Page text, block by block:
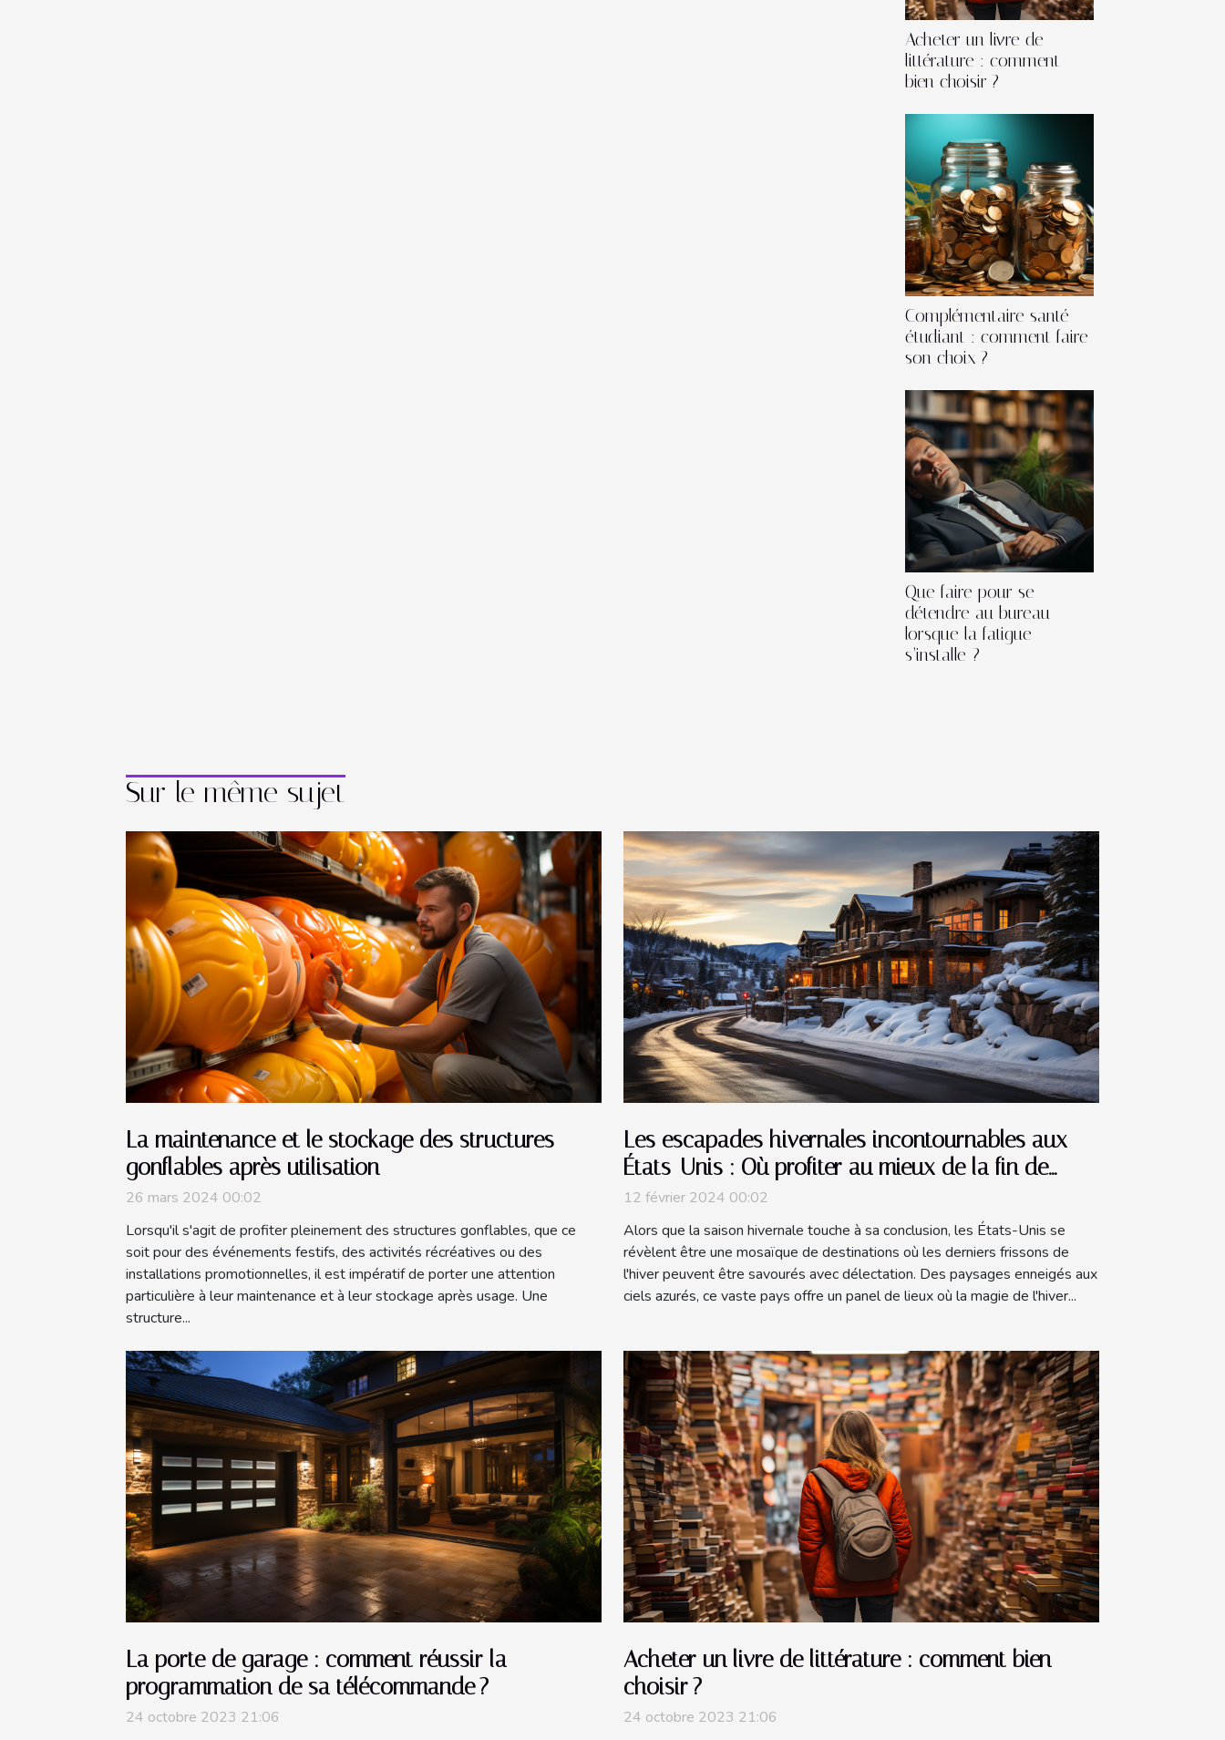
Acheter un livre de
littérature : comment
bien choisir ?
Complémentaire santé
étudiant : comment faire
son choix ?
Que faire pour se
détendre au bureau
lorsque la fatigue
s’installe ?
Sur le même sujet
La maintenance et le stockage des structures
gonflables après utilisation
26 mars 2024 00:02
Lorsqu'il s'agit de profiter pleinement des structures gonflables, que ce
soit pour des événements festifs, des activités récréatives ou des
installations promotionnelles, il est impératif de porter une attention
particulière à leur maintenance et à leur stockage après usage. Une
structure...
Les escapades hivernales incontournables aux
États-Unis : Où profiter au mieux de la fin de
l'hiver ?
12 février 2024 00:02
Alors que la saison hivernale touche à sa conclusion, les États-Unis se
révèlent être une mosaïque de destinations où les derniers frissons de
l'hiver peuvent être savourés avec délectation. Des paysages enneigés aux
ciels azurés, ce vaste pays offre un panel de lieux où la magie de l'hiver...
La porte de garage : comment réussir la
programmation de sa télécommande ?
24 octobre 2023 21:06
Acheter un livre de littérature : comment bien
choisir ?
24 octobre 2023 21:06